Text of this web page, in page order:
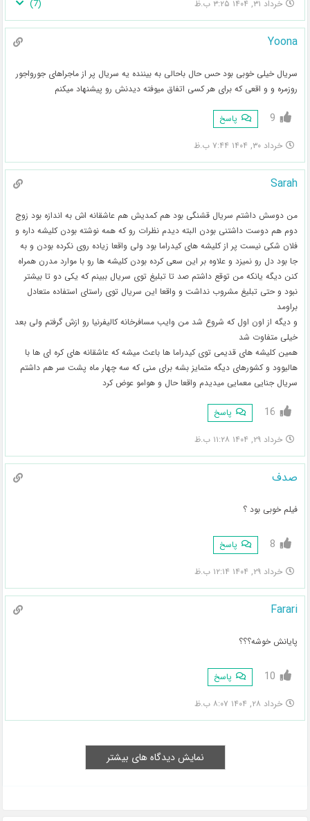
خرداد ۳۱, ۱۴۰۴ ۳:۲۵ ب.ظ (
7
)
Yoona
سریال خیلی خوبی بود حس حال باحالی به بیننده یه سریال پر از ماجراهای جورواجور
روزمره و و اقعی که برای هر کسی اتفاق میوفته دیدنش رو پیشنهاد میکنم
9 پاسخ
خرداد ۳۰, ۱۴۰۴ ۷:۴۴ ب.ظ
Sarah
من دوسش داشتم سریال قشنگی بود هم کمدیش هم عاشقانه اش به اندازه بود زوج
دوم هم دوست داشتنی بودن البته دیدم نظرات رو که همه نوشته بودن کلیشه داره و
فلان شکی نیست پر از کلیشه های کیدراما بود ولی واقعا زیاده روی نکرده بودن و به
جا بود دل رو نمیزد و علاوه بر این سعی کرده بودن کلیشه ها رو با موارد مدرن همراه
کنن دیگه یانکه من توقع داشتم صد تا تبلیغ توی سریال ببینم که یکی دو تا بیشتر
نبود و حتی تبلیغ مشروب نداشت و واقعا این سریال توی راستای استفاده متعادل
براومد
و دیگه از اون اول که شروع شد من وایب مسافرخانه کالیفرنیا رو ازش گرفتم ولی بعد
خیلی متفاوت شد
همین کلیشه های قدیمی توی کیدراما ها باعث میشه که عاشقانه های کره ای ها با
هالیوود و کشورهای دیگه متمایز بشه برای منی که سه چهار ماه پشت سر هم داشتم
سریال جنایی معمایی میدیدم واقعا حال و هوامو عوض کرد
16 پاسخ
خرداد ۲۹, ۱۴۰۴ ۱۱:۲۸ ب.ظ
صدف
فیلم خوبی بود ؟
8 پاسخ
خرداد ۲۹, ۱۴۰۴ ۱۲:۱۴ ب.ظ
Farari
پایانش خوشه؟؟؟
10 پاسخ
خرداد ۲۸, ۱۴۰۴ ۸:۰۷ ب.ظ
نمایش دیدگاه های بیشتر